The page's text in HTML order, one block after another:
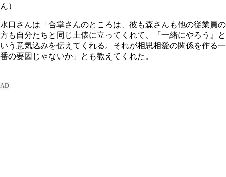
ん）
水口さんは「合掌さんのところは、彼も森さんも他の従業員の
方も自分たちと同じ土俵に立ってくれて、『一緒にやろう』と
いう意気込みを伝えてくれる。それが相思相愛の関係を作る一
番の要因じゃないか」とも教えてくれた。